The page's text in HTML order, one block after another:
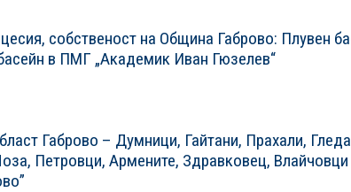
собственост на Община Габрово: Плувен
в ПМГ „Академик Иван Гюзелев“
Габрово – Думници, Гайтани, Прахали,
Петровци, Армените, Здравковец, Влайчовци